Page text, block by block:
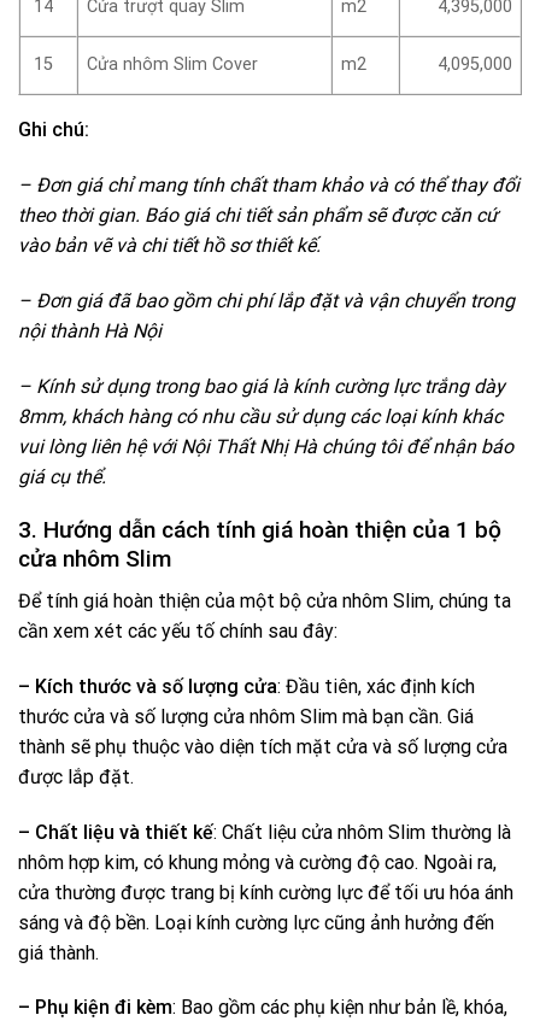
14 Cửa trượt quay Slim m2 4,395,000
15 Cửa nhôm Slim Cover m2 4,095,000
Ghi chú:
– Đơn giá chỉ mang tính chất tham khảo và có thể thay đổi
theo thời gian. Báo giá chi tiết sản phẩm sẽ được căn cứ
vào bản vẽ và chi tiết hồ sơ thiết kế.
– Đơn giá đã bao gồm chi phí lắp đặt và vận chuyển trong
nội thành Hà Nội
– Kính sử dụng trong bao giá là kính cường lực trắng dày
8mm, khách hàng có nhu cầu sử dụng các loại kính khác
vui lòng liên hệ với Nội Thất Nhị Hà chúng tôi để nhận báo
giá cụ thể.
3. Hướng dẫn cách tính giá hoàn thiện của 1 bộ
cửa nhôm Slim
Để tính giá hoàn thiện của một bộ cửa nhôm Slim, chúng ta
cần xem xét các yếu tố chính sau đây:
– Kích thước và số lượng cửa: Đầu tiên, xác định kích
thước cửa và số lượng cửa nhôm Slim mà bạn cần. Giá
thành sẽ phụ thuộc vào diện tích mặt cửa và số lượng cửa
được lắp đặt.
– Chất liệu và thiết kế: Chất liệu cửa nhôm Slim thường là
nhôm hợp kim, có khung mỏng và cường độ cao. Ngoài ra,
cửa thường được trang bị kính cường lực để tối ưu hóa ánh
sáng và độ bền. Loại kính cường lực cũng ảnh hưởng đến
giá thành.
– Phụ kiện đi kèm: Bao gồm các phụ kiện như bản lề, khóa,